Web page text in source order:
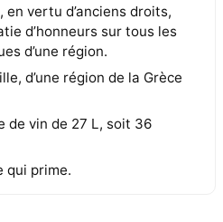
en vertu d’anciens droits,
d’honneurs sur tous les
d’une région.
d’une région de la Grèce
de vin de 27 L, soit 36
qui prime.